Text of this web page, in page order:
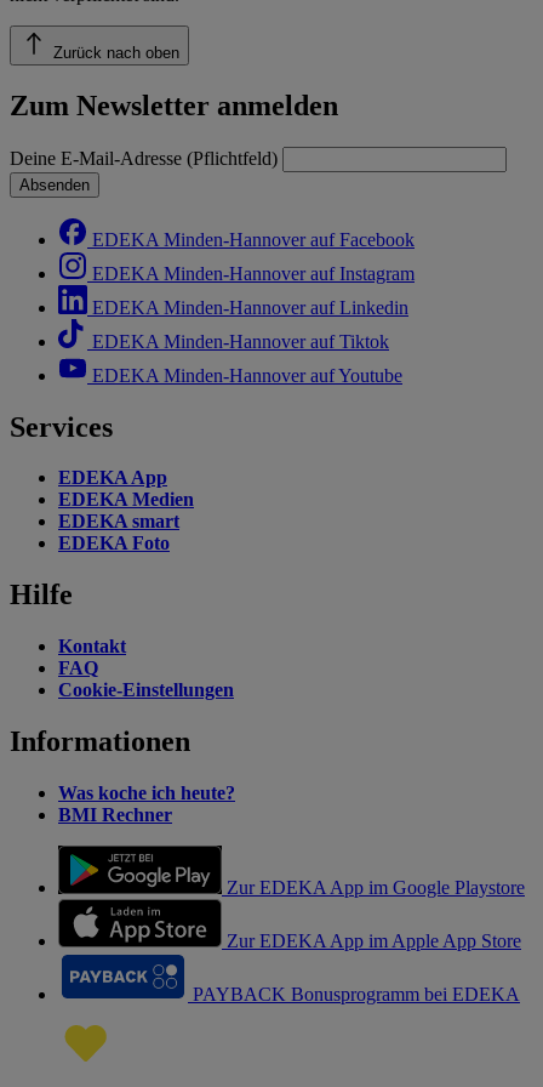
Zurück nach oben
Zum Newsletter anmelden
Deine E-Mail-Adresse (Pflichtfeld)
Absenden
EDEKA Minden-Hannover auf Facebook
EDEKA Minden-Hannover auf Instagram
EDEKA Minden-Hannover auf Linkedin
EDEKA Minden-Hannover auf Tiktok
EDEKA Minden-Hannover auf Youtube
Services
EDEKA App
EDEKA Medien
EDEKA smart
EDEKA Foto
Hilfe
Kontakt
FAQ
Cookie-Einstellungen
Informationen
Was koche ich heute?
BMI Rechner
Zur EDEKA App im Google Playstore
Zur EDEKA App im Apple App Store
PAYBACK Bonusprogramm bei EDEKA